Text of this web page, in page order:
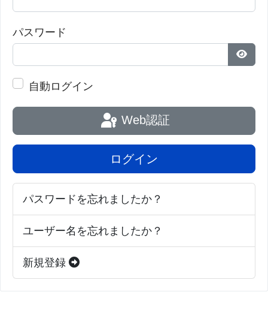
パスワード
パス
自動ログイン
Web認証
ログイン
パスワードを忘れましたか？
ユーザー名を忘れましたか？
新規登録